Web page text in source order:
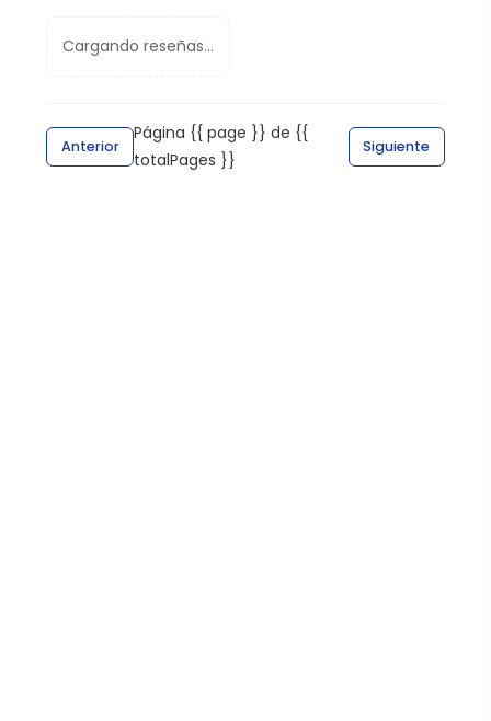
Cargando reseñas...
Anterior
Página {{ page }} de {{
totalPages }}
Siguiente